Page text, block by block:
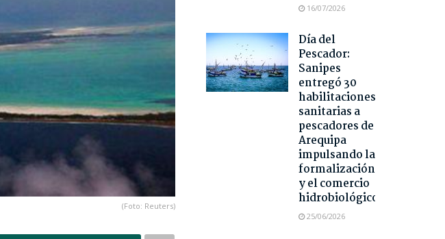
(Foto: Reuters)
16/07/2026
Día del
Pescador:
Sanipes
entregó 30
habilitaciones
sanitarias a
pescadores de
Arequipa
impulsando la
formalización
y el comercio
hidrobiológico
25/06/2026